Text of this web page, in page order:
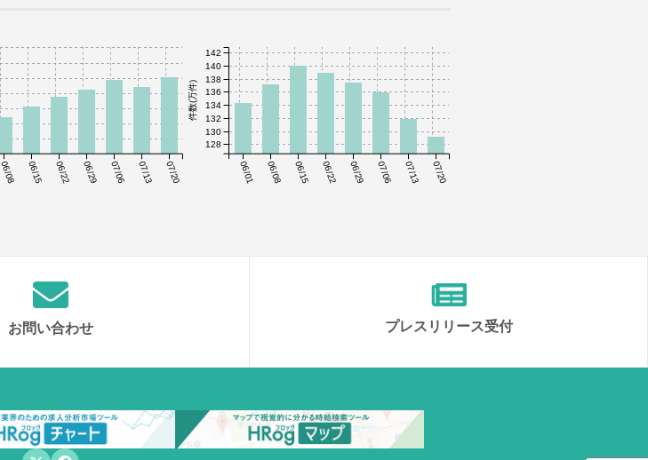
06/08 06/15 06/22 06/29 07/06 07/13 07/20 06/01 06/08 06/15 06/22 06/29 07/06 07/13 07/20
件数(万件)
128
130
132
134
136
138
140
142
お問い合わせ プレスリリース受付